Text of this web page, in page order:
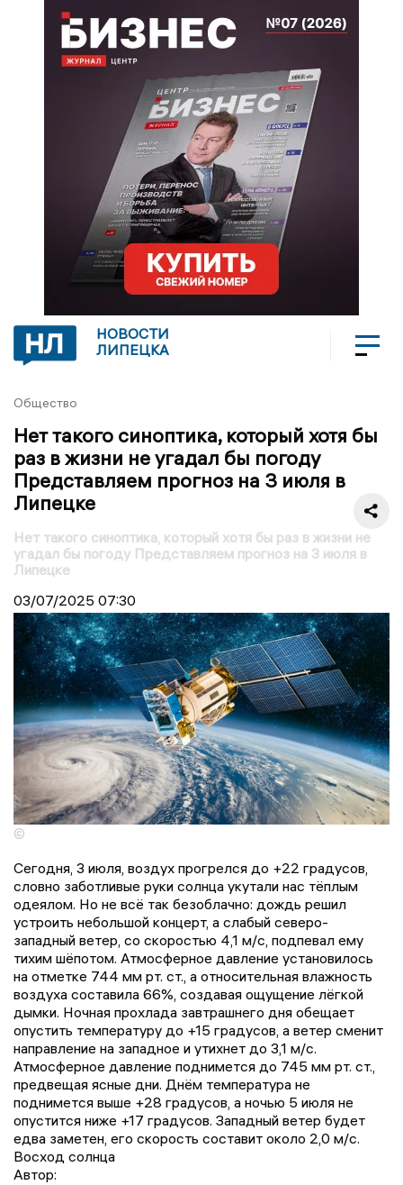
НОВОСТИ
ЛИПЕЦКА
Общество
Нет такого синоптика, который хотя бы
раз в жизни не угадал бы погоду
Представляем прогноз на 3 июля в
Липецке
Нет такого синоптика, который хотя бы раз в жизни не
угадал бы погоду Представляем прогноз на 3 июля в
Липецке
03/07/2025 07:30
©
Сегодня, 3 июля, воздух прогрелся до +22 градусов,
словно заботливые руки солнца укутали нас тёплым
одеялом. Но не всё так безоблачно: дождь решил
устроить небольшой концерт, а слабый северо-
западный ветер, со скоростью 4,1 м/с, подпевал ему
тихим шёпотом. Атмосферное давление установилось
на отметке 744 мм рт. ст., а относительная влажность
воздуха составила 66%, создавая ощущение лёгкой
дымки. Ночная прохлада завтрашнего дня обещает
опустить температуру до +15 градусов, а ветер сменит
направление на западное и утихнет до 3,1 м/с.
Атмосферное давление поднимется до 745 мм рт. ст.,
предвещая ясные дни. Днём температура не
поднимется выше +28 градусов, а ночью 5 июля не
опустится ниже +17 градусов. Западный ветер будет
едва заметен, его скорость составит около 2,0 м/с.
Восход солнца
Автор: